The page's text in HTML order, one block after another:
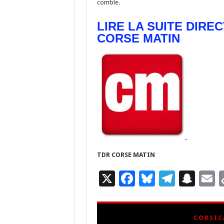
comble.
LIRE LA SUITE
CORSE MATIN
TDR CORSE MATIN
X
F
Bl
T
S
a
E